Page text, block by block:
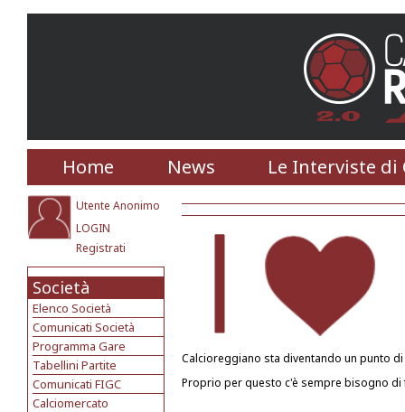
Home News Le Interviste di
Utente Anonimo
LOGIN
Registrati
Società
Elenco Società
Comunicati Società
Programma Gare
Tabellini Partite
Comunicati FIGC
Calciomercato
Calcioreggiano sta diventando un punto
Proprio per questo c'è sempre bisogno